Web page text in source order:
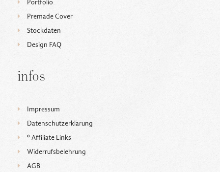
Portfolio
Premade Cover
Stockdaten
Design FAQ
infos
Impressum
Datenschutzerklärung
ᵒ Affiliate Links
Widerrufsbelehrung
AGB